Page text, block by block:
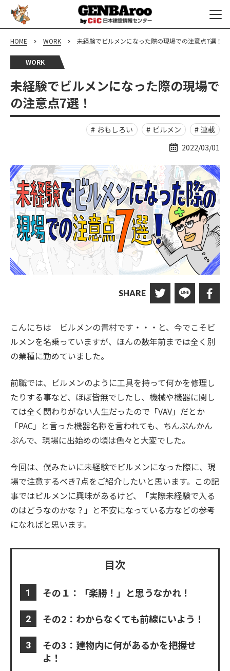
HOME WORK 未経験でビルメンになった際の現場での注意点7選！
WORK
未経験でビルメンになった際の現場で
の注意点7選！
おもしろい ビルメン
連載
2022/03/01
SHARE
こんにちは ビルメンの青村です・・・と、今でこそビ
ルメンを名乗っていますが、ほんの数年前までは全く別
の業種に勤めていました。
前職では、ビルメンのように工具を持って何かを修理し
たりする事など、ほぼ皆無でしたし、機械や機器に関し
ては全く関わりがない人生だったので「VAV」だとか
「PAC」と言った機器名称を言われても、ちんぷんかん
ぷんで、現場に出始めの頃は色々と大変でした。
今回は、僕みたいに未経験でビルメンになった際に、現
場で注意するべき7点をご紹介したいと思います。この記
事ではビルメンに興味があるけど、「実際未経験で入る
のはどうなのかな？」と不安になっている方などの参考
になればと思います。
目次
その１：「楽勝！」と思うなかれ！
その2：わからなくても前線にいよう！
その3：建物内に何があるかを把握せ
よ！